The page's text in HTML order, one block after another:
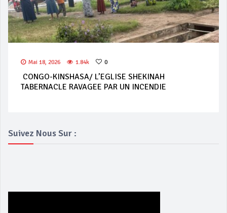
Mai 18, 2026 1.84k 0
CONGO-KINSHASA/ L’EGLISE SHEKINAH
TABERNACLE RAVAGEE PAR UN INCENDIE
Suivez Nous Sur :